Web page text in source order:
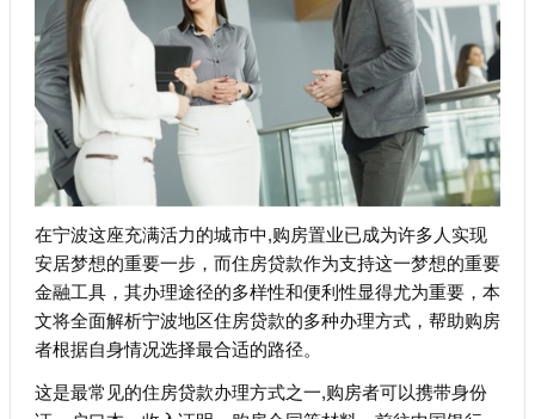
在宁波这座充满活力的城市中,购房置业已成为许多人实现
安居梦想的重要一步，而住房贷款作为支持这一梦想的重要
金融工具，其办理途径的多样性和便利性显得尤为重要，本
文将全面解析宁波地区住房贷款的多种办理方式，帮助购房
者根据自身情况选择最合适的路径。
这是最常见的住房贷款办理方式之一,购房者可以携带身份